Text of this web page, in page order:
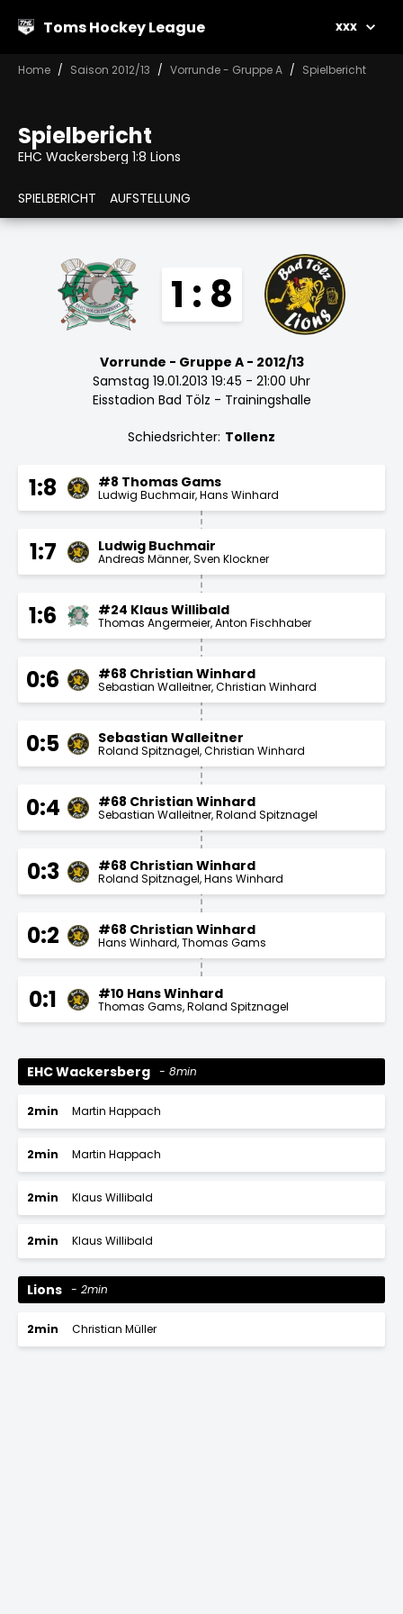
Toms Hockey League xxx
Home Saison 2012/13 Vorrunde - Gruppe A Spielbericht
Spielbericht
EHC Wackersberg 1:8 Lions
SPIELBERICHT AUFSTELLUNG
1 : 8
Vorrunde - Gruppe A - 2012/13
Samstag 19.01.2013 19:45 - 21:00 Uhr
Eisstadion Bad Tölz - Trainingshalle
Schiedsrichter: Tollenz
1:8 #8 Thomas Gams
Ludwig Buchmair Hans Winhard
1:7 Ludwig Buchmair
Andreas Männer Sven Klockner
1:6 #24 Klaus Willibald
Thomas Angermeier Anton Fischhaber
0:6 #68 Christian Winhard
Sebastian Walleitner Christian Winhard
0:5 Sebastian Walleitner
Roland Spitznagel Christian Winhard
0:4 #68 Christian Winhard
Sebastian Walleitner Roland Spitznagel
0:3 #68 Christian Winhard
Roland Spitznagel Hans Winhard
0:2 #68 Christian Winhard
Hans Winhard Thomas Gams
0:1 #10 Hans Winhard
Thomas Gams Roland Spitznagel
EHC Wackersberg 8min
2min Martin Happach
2min Martin Happach
2min Klaus Willibald
2min Klaus Willibald
Lions 2min
2min Christian Müller